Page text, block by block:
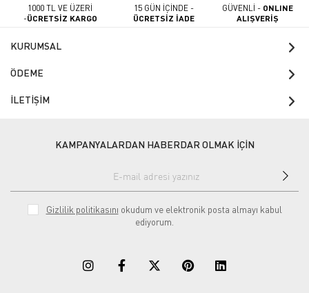
1000 TL VE ÜZERİ
-ÜCRETSİZ KARGO
15 GÜN İÇİNDE -
ÜCRETSİZ İADE
GÜVENLİ - ONLINE
ALIŞVERİŞ
KURUMSAL
ÖDEME
İLETİŞİM
KAMPANYALARDAN HABERDAR OLMAK İÇİN
Gizlilik politikasını okudum ve elektronik posta almayı kabul
ediyorum.